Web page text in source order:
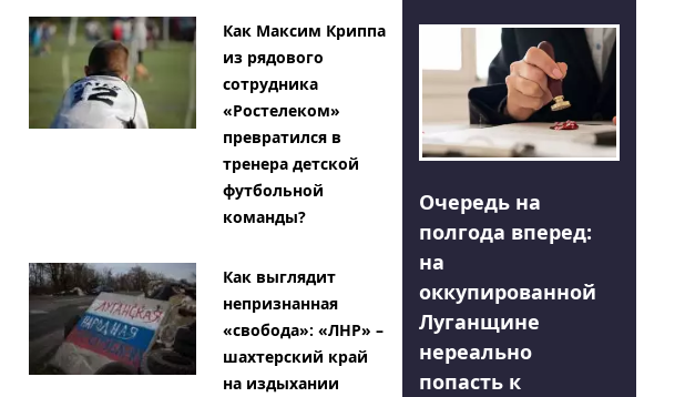
Как Максим Криппа
из рядового
сотрудника
«Ростелеком»
превратился в
тренера детской
футбольной
команды?
Как выглядит
непризнанная
«свобода»: «ЛНР» –
шахтерский край
на издыхании
Очередь на
полгода вперед:
на
оккупированной
Луганщине
нереально
попасть к